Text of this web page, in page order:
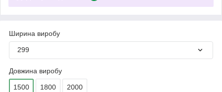
Ширина виробу
299
Довжина виробу
1500 1800 2000